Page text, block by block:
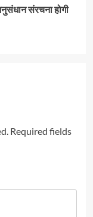
संरचना होगी
Required fields